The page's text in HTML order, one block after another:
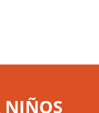
NIÑOS